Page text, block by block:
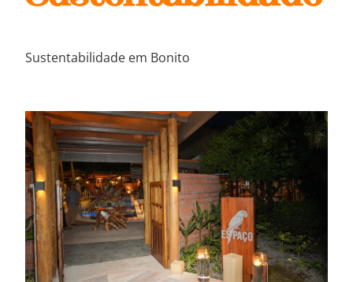
Sustentabilidade em Bonito